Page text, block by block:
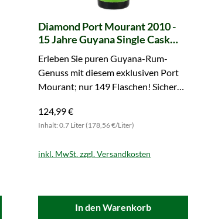
Diamond Port Mourant 2010 -
15 Jahre Guyana Single Cask
Erleben Sie puren Guyana-Rum-
Genuss mit diesem exklusiven Port
Mourant; nur 149 Flaschen! Sichern
124,99 €
Inhalt: 0.7 Liter (178,56 €/Liter)
inkl. MwSt. zzgl. Versandkosten
In den Warenkorb